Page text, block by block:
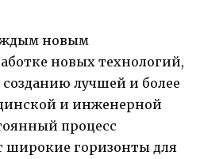
новым
новых технологий,
лучшей и более
и инженерной
процесс
широкие горизонты для